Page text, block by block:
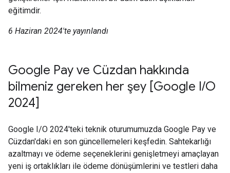
eğitimdir.
6 Haziran 2024'te yayınlandı
Google Pay ve Cüzdan hakkında
bilmeniz gereken her şey [Google I/O
2024]
Google I/O 2024'teki teknik oturumumuzda Google Pay ve
Cüzdan'daki en son güncellemeleri keşfedin. Sahtekarlığı
azaltmayı ve ödeme seçeneklerini genişletmeyi amaçlayan
yeni iş ortaklıkları ile ödeme dönüşümlerini ve testleri daha